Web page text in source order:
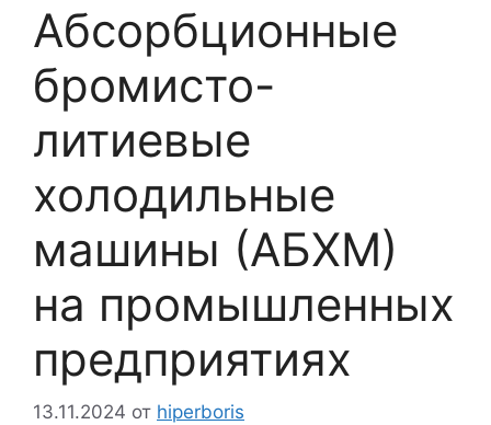
Абсорбционные
бромисто-
литиевые
холодильные
машины (АБХМ)
на промышленных
предприятиях
13.11.2024 от hiperboris